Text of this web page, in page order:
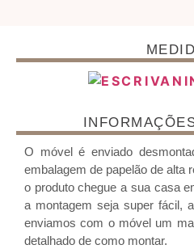
O móvel é enviado
embalagem de papelão de alta
o produto chegue a sua casa
a montagem seja super fácil,
enviamos com o móvel um
detalhado de como montar.